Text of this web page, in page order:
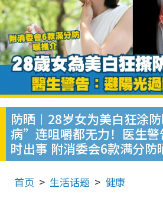
防晒︱28岁女为美白狂涂
病”连咀嚼都无力！医生警
时出事 附消委会6款满分防
首页 生活话题 健康